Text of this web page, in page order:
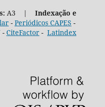
A3 | Indexação e
- Periódicos CAPES -
- CiteFactor- Latindex